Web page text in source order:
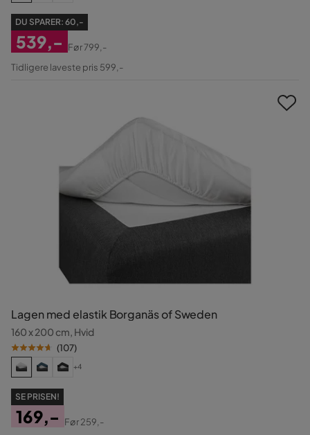
DU SPARER: 60,-
Nedsat
539,-
Original
Før799,-
Tidligere laveste pris 599,-
Lagen med elastik Borganäs of Sweden
160 x 200 cm, Hvid
(107)
+4
SE PRISEN!
169,-
Før259,-